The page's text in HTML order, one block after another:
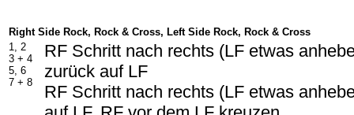
Right Side Rock, Rock & Cross, Left Side Rock, Rock & Cross
1, 2
3 + 4
5, 6
7 + 8
RF Schritt nach rechts (LF etwas
zurück auf LF
RF Schritt nach rechts (LF etwas